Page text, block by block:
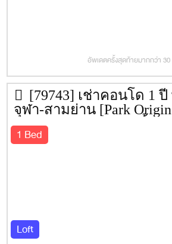
อัพเดตครั้งสุดท้ายมากกว่า 30
[79743] เช่าคอนโด 1
จุฬา-สามย่าน [Park
Samyan] 23.75 ตรม. ชั้น 27
1 Bed
Loft